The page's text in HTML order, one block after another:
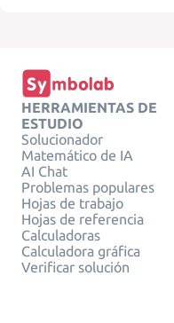
HERRAMIENTAS DE
ESTUDIO
Solucionador
Matemático de IA
AI Chat
Problemas populares
Hojas de trabajo
Hojas de referencia
Calculadoras
Calculadora gráfica
Verificar solución